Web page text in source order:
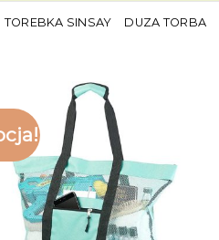
TOREBKA SINSAY DUZA TORBA